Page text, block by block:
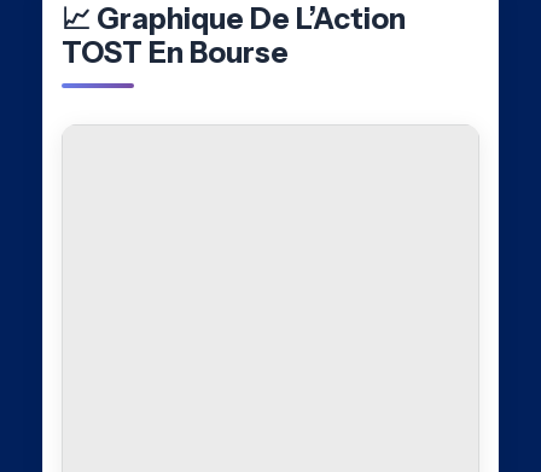
📈 Graphique De L’Action
TOST En Bourse